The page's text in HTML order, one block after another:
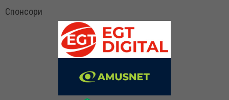
Спонсори